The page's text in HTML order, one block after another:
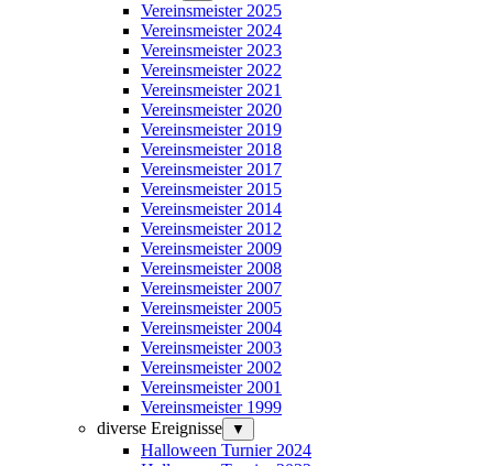
Vereinsmeister 2025
Vereinsmeister 2024
Vereinsmeister 2023
Vereinsmeister 2022
Vereinsmeister 2021
Vereinsmeister 2020
Vereinsmeister 2019
Vereinsmeister 2018
Vereinsmeister 2017
Vereinsmeister 2015
Vereinsmeister 2014
Vereinsmeister 2012
Vereinsmeister 2009
Vereinsmeister 2008
Vereinsmeister 2007
Vereinsmeister 2005
Vereinsmeister 2004
Vereinsmeister 2003
Vereinsmeister 2002
Vereinsmeister 2001
Vereinsmeister 1999
diverse Ereignisse
▼
Halloween Turnier 2024